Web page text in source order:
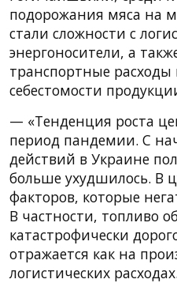
подорожания мяса на
стали сложности с
энергоносители, а
транспортные расходы
себестомости
— «Тенденция роста
период пандемии. С
действий в Украине
больше ухудшилось. В
факторов, которые
В частности, топливо
катастрофически
отражается как на
логистических